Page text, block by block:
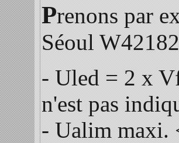
Prenons par
Séoul
- Uled = 2 x
n'est pas
- Ualim maxi.